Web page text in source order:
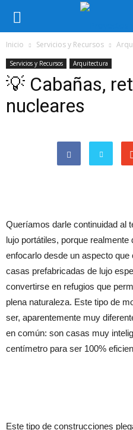
Inicio Servicios y Recursos
Servicios y Recursos Arquitectura
💡 Cabañas,
nucleares
Queríamos darle continuidad al
lujo portátiles, porque
enfocarlo desde un aspecto
casas prefabricadas de lujo
convertirse en refugios que
plena naturaleza. Este tipo de
ser, aparentemente muy
en común: son casas muy
centímetro para ser 100%
Este tipo de construcciones